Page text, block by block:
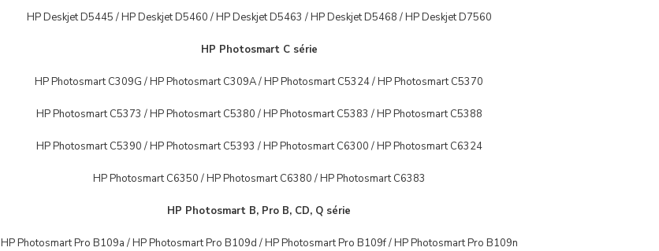
HP Deskjet D5445 / HP Deskjet D5460 / HP Deskjet D5463 / HP Deskjet D5468 / HP Deskjet D7560
HP Photosmart C série
HP Photosmart C309G / HP Photosmart C309A / HP Photosmart C5324 / HP Photosmart C5370
HP Photosmart C5373 / HP Photosmart C5380 / HP Photosmart C5383 / HP Photosmart C5388
HP Photosmart C5390 / HP Photosmart C5393 / HP Photosmart C6300 / HP Photosmart C6324
HP Photosmart C6350 / HP Photosmart C6380 / HP Photosmart C6383
HP Photosmart B, Pro B, CD, Q série
HP Photosmart Pro B109a / HP Photosmart Pro B109d / HP Photosmart Pro B109f / HP Photosmart Pro B109n